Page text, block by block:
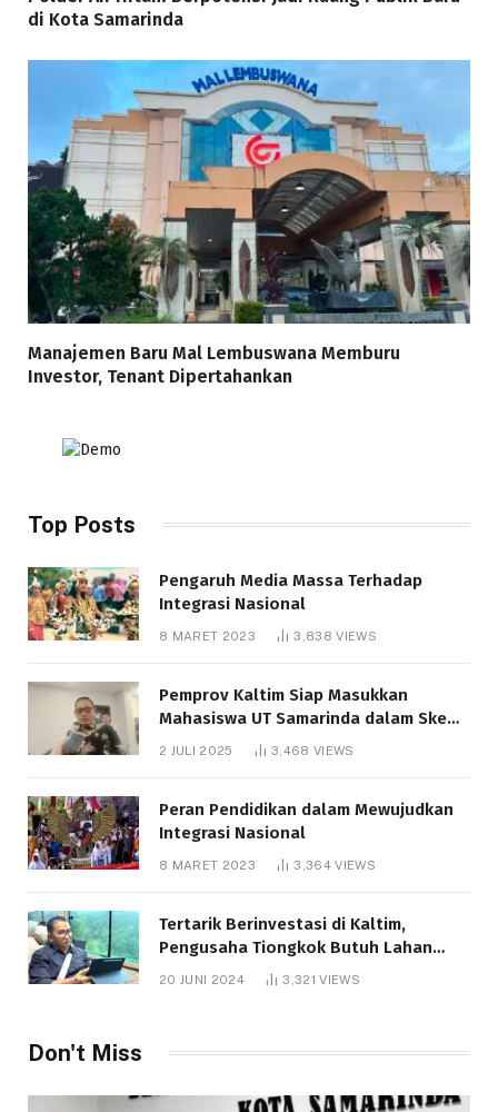
di Kota Samarinda
Manajemen Baru Mal Lembuswana Memburu
Investor, Tenant Dipertahankan
Top Posts
Pengaruh Media Massa Terhadap
Integrasi Nasional
8 MARET 2023 3,838VIEWS
Pemprov Kaltim Siap Masukkan
Mahasiswa UT Samarinda dalam Skema
Bantuan Pendidikan Gratispol
2 JULI 2025 3,468 VIEWS
Peran Pendidikan dalam Mewujudkan
Integrasi Nasional
8 MARET 2023 3,364VIEWS
Tertarik Berinvestasi di Kaltim,
Pengusaha Tiongkok Butuh Lahan
1.000 Hektare
20 JUNI 2024 3,321VIEWS
Don't Miss